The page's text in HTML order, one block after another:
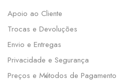
Apoio ao Cliente
Trocas e Devoluções
Envio e Entregas
Privacidade e Segurança
Preços e Métodos de Pagamento